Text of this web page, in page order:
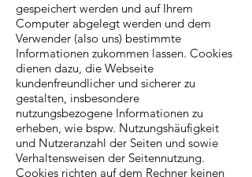
gespeichert werden und auf Ihrem
Computer abgelegt werden und dem
Verwender (also uns) bestimmte
Informationen zukommen lassen. Cookies
dienen dazu, die Webseite
kundenfreundlicher und sicherer zu
gestalten, insbesondere
nutzungsbezogene Informationen zu
erheben, wie bspw. Nutzungshäufigkeit
und Nutzeranzahl der Seiten und sowie
Verhaltensweisen der Seitennutzung.
Cookies richten auf dem Rechner keinen